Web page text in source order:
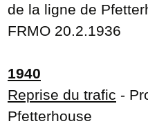
de la ligne de
FRMO 20.2.1936
1940
Reprise du trafic -
Pfetterhouse